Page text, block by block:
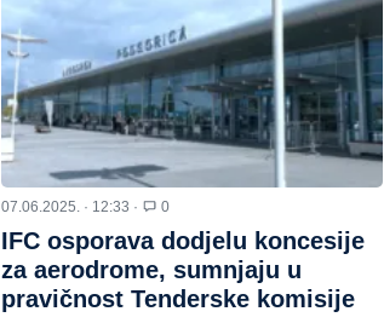
07.06.2025. · 12:33 · 0
IFC osporava dodjelu koncesije
za aerodrome, sumnjaju u
pravičnost Tenderske komisije